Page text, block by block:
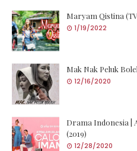
Maryam Qistina
1/19/2022
Mak Nak Peluk
12/16/2020
Drama Indonesia |
(2019)
12/28/2020